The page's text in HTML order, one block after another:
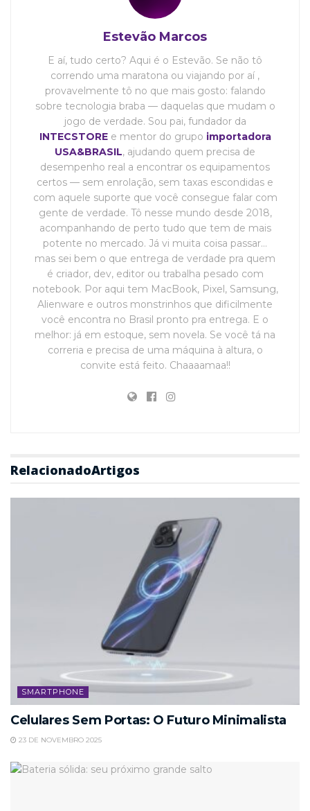
Estevão Marcos
E aí, tudo certo? Aqui é o Estevão. Se não tô
correndo uma maratona ou viajando por aí ,
provavelmente tô no que mais gosto: falando
sobre tecnologia braba — daquelas que mudam o
jogo de verdade. Sou pai, fundador da
INTECSTOREe mentor do grupo importadora
USA&BRASIL, ajudando quem precisa de
desempenho real a encontrar os equipamentos
certos — sem enrolação, sem taxas escondidas e
com aquele suporte que você consegue falar com
gente de verdade. Tô nesse mundo desde 2018,
acompanhando de perto tudo que tem de mais
potente no mercado. Já vi muita coisa passar…
mas sei bem o que entrega de verdade pra quem
é criador, dev, editor ou trabalha pesado com
notebook. Por aqui tem MacBook, Pixel, Samsung,
Alienware e outros monstrinhos que dificilmente
você encontra no Brasil pronto pra entrega. E o
melhor: já em estoque, sem novela. Se você tá na
correria e precisa de uma máquina à altura, o
convite está feito. Chaaaamaa!!
RelacionadoArtigos
SMARTPHONE
Celulares Sem Portas: O Futuro Minimalista
23 DE NOVEMBRO 2025